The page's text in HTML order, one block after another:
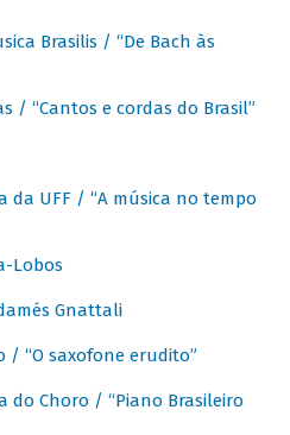
Brasilis / “De Bach às
/ “Cantos e cordas do Brasil”
da UFF / “A música no tempo
Lobos
Gnattali
/ “O saxofone erudito”
do Choro / “Piano Brasileiro